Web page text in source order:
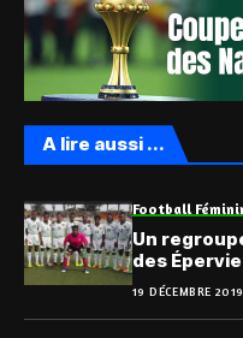
A lire aussi ...
Football
Un
des
19 DÉCEMBRE 2019